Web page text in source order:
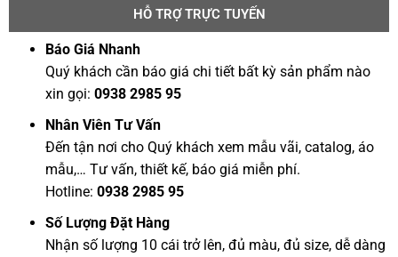
HỖ TRỢ TRỰC TUYẾN
Báo Giá Nhanh
Quý khách cần báo giá chi tiết bất kỳ sản phẩm nào
xin gọi:0938 2985 95
Nhân Viên Tư Vấn
Đến tận nơi cho Quý khách xem mẫu vãi, catalog, áo
mẫu,… Tư vấn, thiết kế, báo giá miễn phí.
Hotline: 0938 2985 95
Số Lượng Đặt Hàng
Nhận số lượng 10 cái trở lên, đủ màu, đủ size, dễ dàng